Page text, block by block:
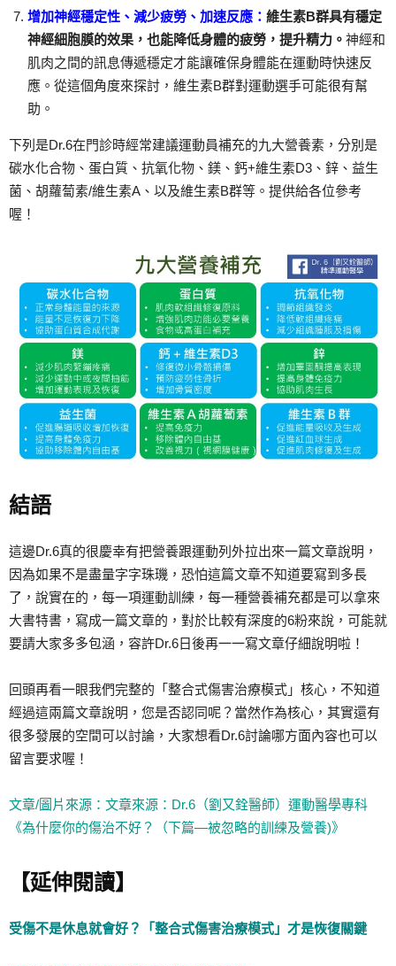
增加神經穩定性、減少疲勞、加速反應： 維生素B群具有穩定
神經細胞膜的效果，也能降低身體的疲勞，提升精力。 神經和
肌肉之間的訊息傳遞穩定才能讓確保身體能在運動時快速反
應。從這個角度來探討，維生素B群對運動選手可能很有幫
助。
下列是Dr.6在門診時經常建議運動員補充的九大營養素，分別是
碳水化合物、蛋白質、抗氧化物、鎂、鈣+維生素D3、鋅、益生
菌、胡蘿蔔素/維生素A、以及維生素B群等。提供給各位參考
喔！
結語
這邊Dr.6真的很慶幸有把營養跟運動列外拉出來一篇文章說明，
因為如果不是盡量字字珠璣，恐怕這篇文章不知道要寫到多長
了，說實在的，每一項運動訓練，每一種營養補充都是可以拿來
大書特書，寫成一篇文章的，對於比較有深度的6粉來說，可能就
要請大家多多包涵，容許Dr.6日後再一一寫文章仔細說明啦！
回頭再看一眼我們完整的「整合式傷害治療模式」核心，不知道
經過這兩篇文章說明，您是否認同呢？當然作為核心，其實還有
很多發展的空間可以討論，大家想看Dr.6討論哪方面內容也可以
留言要求喔！
文章/圖片來源：文章來源：Dr.6（劉又銓醫師）運動醫學專科
《為什麼你的傷治不好？（下篇—被忽略的訓練及營養)》
【延伸閱讀】
受傷不是休息就會好？「整合式傷害治療模式」才是恢復關鍵